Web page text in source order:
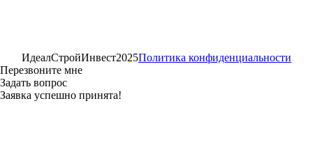
ИдеалСтройИнвест2025Политика конфиденциальности
Перезвоните мне
Задать вопрос
Заявка успешно принята!